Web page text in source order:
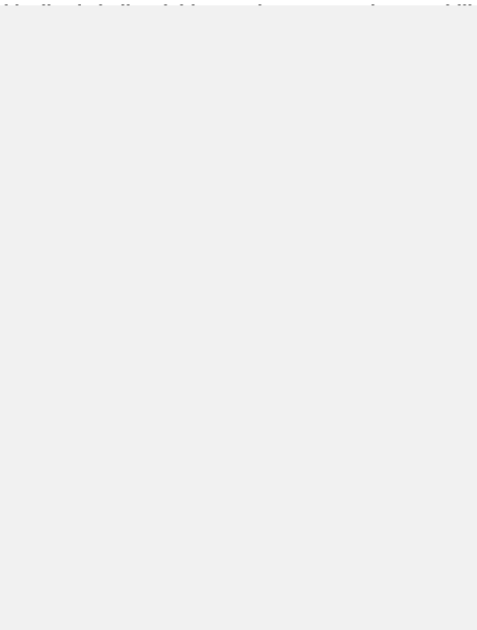
yıllarda istikrarlı bir toparlanma süreci